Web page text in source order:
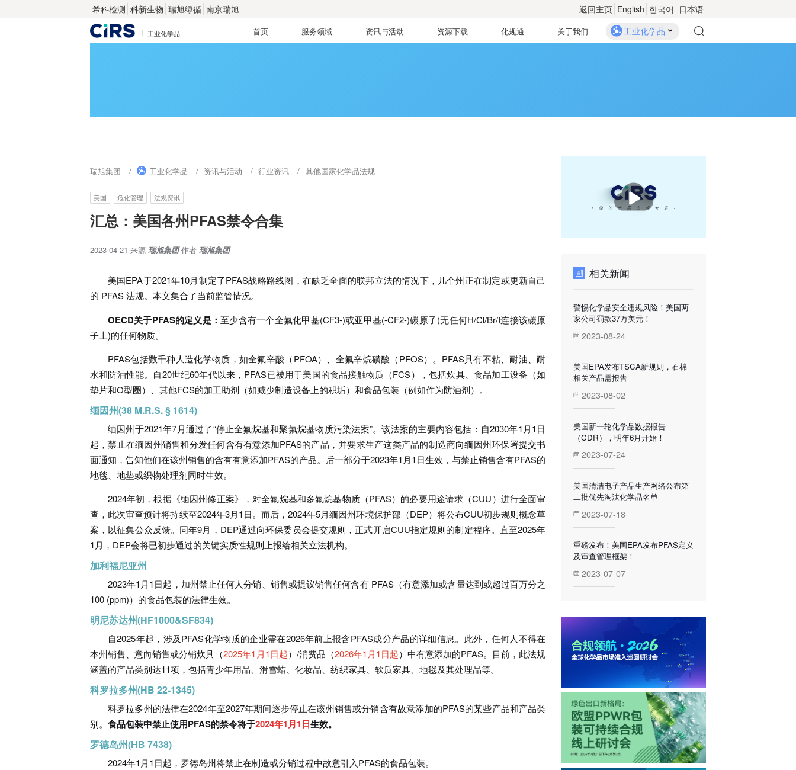
希科检测 科新生物 瑞旭绿循 南京瑞旭 返回主页 English 한국어 日本语
工业化学品 首页 服务领域 资讯与活动 资源下载 化规通 关于我们 工业化学品
瑞旭集团 工业化学品 资讯与活动 行业资讯 其他国家化学品法规
美国 危化管理 法规资讯
汇总：美国各州PFAS禁令合集
2023-04-21 来源 瑞旭集团 作者 瑞旭集团
美国EPA于2021年10月制定了PFAS战略路线图，在缺乏全面的联邦立法的情况下，几个州正在制定或更新自己
的 PFAS 法规。本文集合了当前监管情况。
OECD关于PFAS的定义是：至少含有一个全氟化甲基(CF3-)或亚甲基(-CF2-)碳原子(无任何H/Cl/Br/I连接该碳原
子上)的任何物质。
PFAS包括数千种人造化学物质，如全氟辛酸（PFOA）、全氟辛烷磺酸（PFOS）。PFAS具有不粘、耐油、耐
水和防油性能。自20世纪60年代以来，PFAS已被用于美国的食品接触物质（FCS），包括炊具、食品加工设备（如
垫片和O型圈）、其他FCS的加工助剂（如减少制造设备上的积垢）和食品包装（例如作为防油剂）。
缅因州(38 M.R.S. § 1614)
缅因州于2021年7月通过了“停止全氟烷基和聚氟烷基物质污染法案”。该法案的主要内容包括：自2030年1月1日
起，禁止在缅因州销售和分发任何含有有意添加PFAS的产品，并要求生产这类产品的制造商向缅因州环保署提交书
面通知，告知他们在该州销售的含有有意添加PFAS的产品。后一部分于2023年1月1日生效，与禁止销售含有PFAS的
地毯、地垫或织物处理剂同时生效。
2024年初，根据《缅因州修正案》，对全氟烷基和多氟烷基物质（PFAS）的必要用途请求（CUU）进行全面审
查，此次审查预计将持续至2024年3月1日。而后，2024年5月缅因州环境保护部（DEP）将公布CUU初步规则概念草
案，以征集公众反馈。同年9月，DEP通过向环保委员会提交规则，正式开启CUU指定规则的制定程序。直至2025年
1月，DEP会将已初步通过的关键实质性规则上报给相关立法机构。
加利福尼亚州
2023年1月1日起，加州禁止任何人分销、销售或提议销售任何含有 PFAS（有意添加或含量达到或超过百万分之
100 (ppm)）的食品包装的法律生效。
明尼苏达州(HF1000&SF834)
自2025年起，涉及PFAS化学物质的企业需在2026年前上报含PFAS成分产品的详细信息。此外，任何人不得在
本州销售、意向销售或分销炊具（2025年1月1日起）/消费品（2026年1月1日起）中有意添加的PFAS。目前，此法规
涵盖的产品类别达11项，包括青少年用品、滑雪蜡、化妆品、纺织家具、软质家具、地毯及其处理品等。
科罗拉多州(HB 22-1345)
科罗拉多州的法律在2024年至2027年期间逐步停止在该州销售或分销含有故意添加的PFAS的某些产品和产品类
别。 食品包装中禁止使用PFAS的禁令将于2024年1月1日生效。
罗德岛州(HB 7438)
2024年1月1日起，罗德岛州将禁止在制造或分销过程中故意引入PFAS的食品包装。
播
放
相关新闻
警惕化学品安全违规风险！美国两
家公司罚款37万美元！
2023-08-24
美国EPA发布TSCA新规则，石棉
相关产品需报告
2023-08-02
美国新一轮化学品数据报告
（CDR），明年6月开始！
2023-07-24
美国清洁电子产品生产网络公布第
二批优先淘汰化学品名单
2023-07-18
重磅发布！美国EPA发布PFAS定义
及审查管理框架！
2023-07-07